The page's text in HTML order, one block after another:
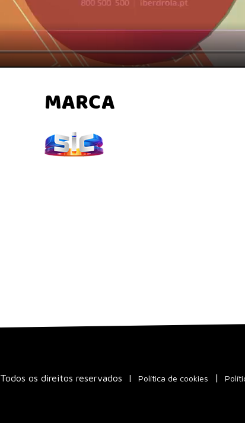
MARCA
Todos os direitos reservados | Política de cookies